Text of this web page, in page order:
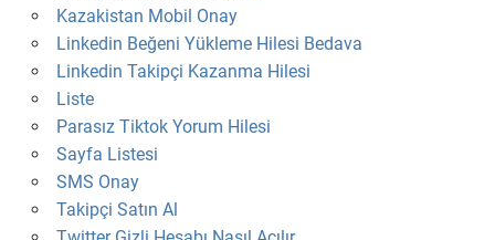
Kazakistan Mobil Onay
Linkedin Beğeni Yükleme Hilesi Bedava
Linkedin Takipçi Kazanma Hilesi
Liste
Parasız Tiktok Yorum Hilesi
Sayfa Listesi
SMS Onay
Takipçi Satın Al